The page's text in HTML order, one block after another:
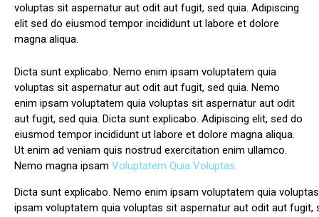
voluptas sit aspernatur aut odit aut fugit, sed quia. Adipiscing
elit sed do eiusmod tempor incididunt ut labore et dolore
magna aliqua.
Dicta sunt explicabo. Nemo enim ipsam voluptatem quia
voluptas sit aspernatur aut odit aut fugit, sed quia. Nemo
enim ipsam voluptatem quia voluptas sit aspernatur aut odit
aut fugit, sed quia. Dicta sunt explicabo. Adipiscing elit, sed do
eiusmod tempor incididunt ut labore et dolore magna aliqua.
Ut enim ad veniam quis nostrud exercitation enim ullamco.
Nemo magna ipsam Voluptatem Quia Voluptas.
Dicta sunt explicabo. Nemo enim ipsam voluptatem quia
ipsam voluptatem quia voluptas sit aspernatur aut odit aut fugit,